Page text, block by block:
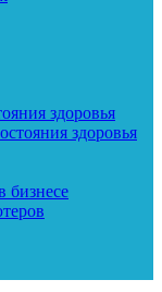
здоровья
здоровья
бизнесе